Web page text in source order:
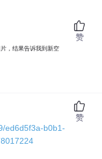
，结果告诉我到新空
赞
ed6d5f3a-b0b1-
赞